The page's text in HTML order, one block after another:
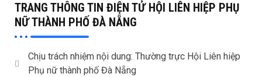
TRANG THÔNG TIN ĐIỆN TỬ HỘI LIÊN HIỆP PHỤ
NỮ THÀNH PHỐ ĐÀ NẴNG
Chịu trách nhiệm nội dung: Thường trực Hội Liên hiệp
Phụ nữ thành phố Đà Nẵng